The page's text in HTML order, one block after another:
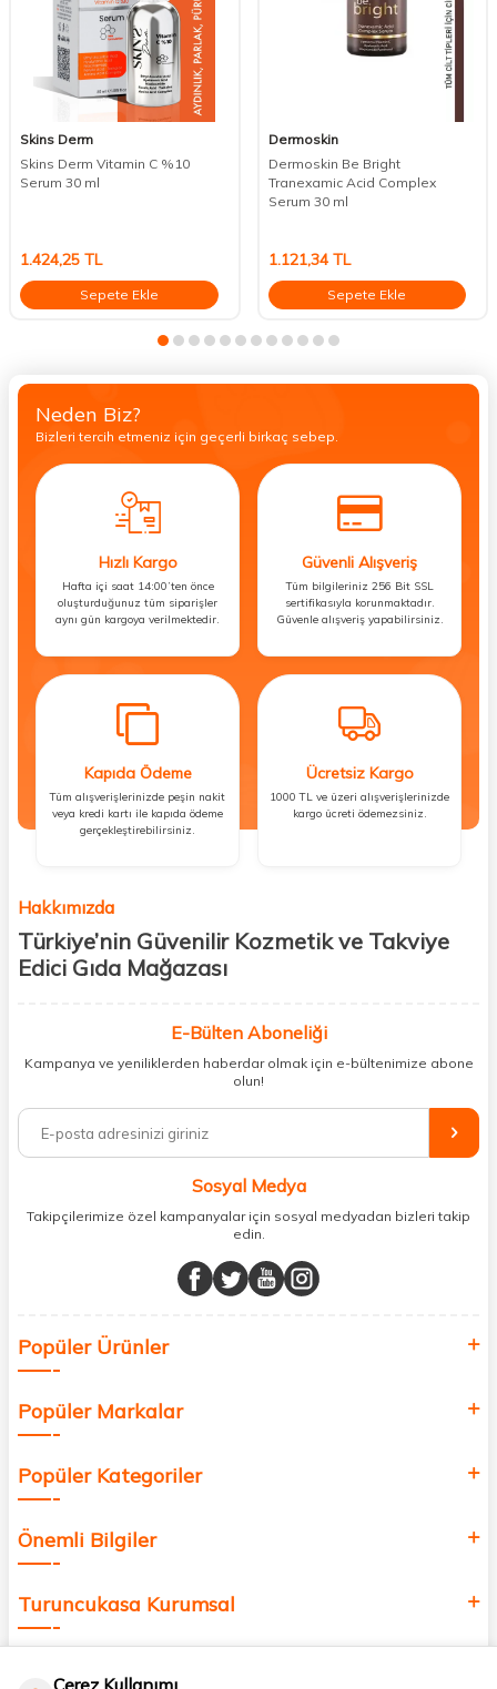
Skins Derm
Skins Derm Vitamin C %10
Serum 30 ml
1.424,25 TL
Sepete Ekle
Dermoskin
Dermoskin Be Bright
Tranexamic Acid Complex
Serum 30 ml
1.121,34TL
Sepete Ekle
Neden Biz?
Bizleri tercih etmeniz için geçerli birkaç sebep.
Hızlı Kargo
Hafta içi saat 14:00’ten önce
oluşturduğunuz tüm siparişler
aynı gün kargoya verilmektedir.
Güvenli Alışveriş
Tüm bilgileriniz 256 Bit SSL
sertifikasıyla korunmaktadır.
Güvenle alışveriş yapabilirsiniz.
Kapıda Ödeme
Tüm alışverişlerinizde peşin nakit
veya kredi kartı ile kapıda ödeme
gerçekleştirebilirsiniz.
Ücretsiz Kargo
1000 TL ve üzeri alışverişlerinizde
kargo ücreti ödemezsiniz.
Hakkımızda
Türkiye’nin Güvenilir Kozmetik ve Takviye
Edici Gıda Mağazası
kişisel bakım hem de takviye edici gıda ürünlerini sizlerle
buluşturuyoruz. Artık mağaza mağaza dolaşmanıza gerek yok;
ihtiyacınız olan her şeyi tek bir çatı altında topluyor ve kapınıza kadar
%100 orijinal kozmetik ve sağlık ürünleriyle güzelliğinizi tamamlayabilir,
vücudunuzu desteklemek için güvenilir takviye edici gıdalara
minerallere kadar binlerce ürünü uygun fiyat ve hızlı kargo avantajıyla
sunuyoruz.
buluşturuyor ve online alışveriş deneyiminizi en iyi hale getiriyoruz.
Sağlık, güzellik ve iyi yaşam için aradığınız her şey burada!
değer katmak için bize katılın!
E-Bülten Aboneliği
Kampanya ve yeniliklerden haberdar olmak için e-bültenimize abone
olun!
Sosyal Medya
Takipçilerimize özel kampanyalar için sosyal medyadan bizleri takip
edin.
Popüler Ürünler
Popüler Markalar
Popüler Kategoriler
Önemli Bilgiler
Turuncukasa Kurumsal
Çerez Kullanımı